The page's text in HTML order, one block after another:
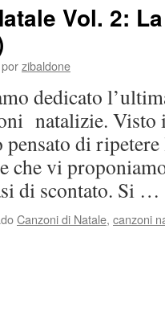
Vol. 2:
porzibaldone
dedicato
natalizie. Visto
pensato di
che vi
di scontato. Si …
Canzoni di Natale, canzoni